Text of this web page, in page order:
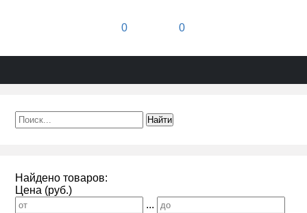
0 0
Найдено товаров:
Цена (руб.)
...